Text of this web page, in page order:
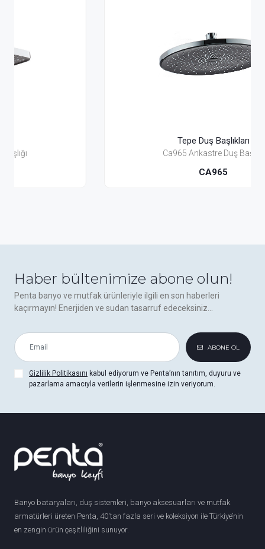
Tepe Duş Başlıkları
Ca965 Ankastre Duş Başlığı
Haber bültenimize abone olun!
Penta banyo ve mutfak ürünleriyle ilgili en son haberleri
kaçırmayın! Enerjiden ve sudan tasarruf edeceksiniz...
ABONE OL
Gizlilik Politikasını kabul ediyorum ve Penta’nın tanıtım, duyuru ve
pazarlama amacıyla verilerin işlenmesine izin veriyorum.
Banyo bataryaları, duş sistemleri, banyo aksesuarları ve mutfak
armatürleri üreten Penta, 40'tan fazla seri ve koleksiyon ile Türkiye’nin
en zengin ürün çeşitliliğini sunuyor.